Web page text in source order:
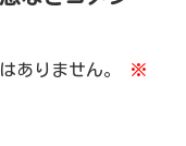
ありません。
※